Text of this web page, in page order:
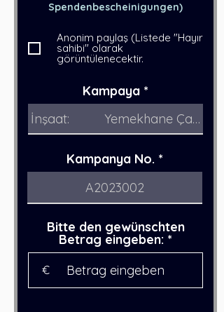
Spendenbescheinigungen)
Anonim paylaş (Listede "Hayır
sahibi" olarak
görüntülenecektir.
Kampaya
Kampanya No.
Bitte den gewünschten
Betrag eingeben:
€